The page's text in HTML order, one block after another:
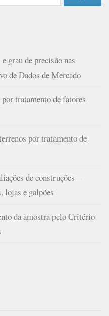
grau de precisão nas
de Dados de Mercado
tratamento de fatores
por tratamento de
de construções –
lojas e galpões
da amostra pelo Critério